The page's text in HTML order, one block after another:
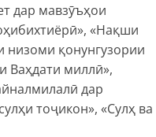
дар мавзӯъҳои
«Нақши
низоми қонунгузории
Ваҳдати миллӣ»,
дар
тоҷикон», «Сулҳ ва